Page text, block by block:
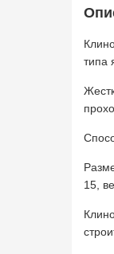
типа
15,